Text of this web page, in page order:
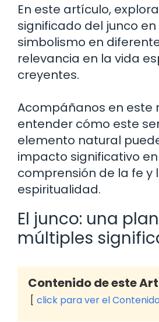
En este artículo,
significado del junco en
simbolismo en
relevancia en la vida
creyentes.
Acompáñanos en este
entender cómo este
elemento natural
impacto significativo
comprensión de la fe y
espiritualidad.
El junco: una
múltiples
Contenido de este
click para ver el Contenido